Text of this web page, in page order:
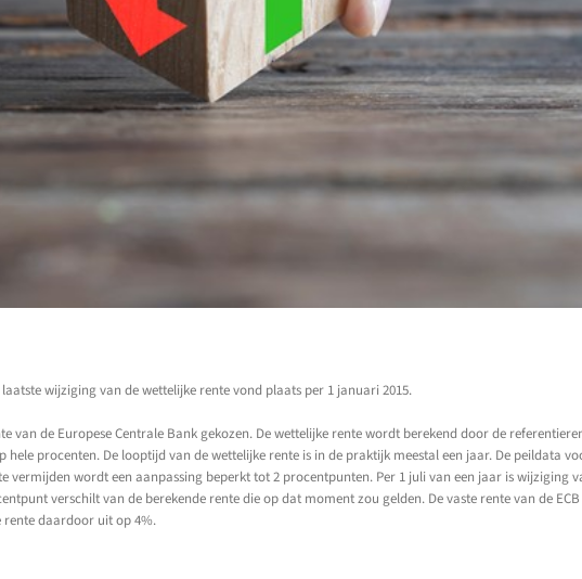
wijziging van de wettelijke rente vond plaats per 1 januari 2015.
van de Europese Centrale Bank gekozen. De wettelijke rente wordt berekend door de
procenten. De looptijd van de wettelijke rente is in de praktijk meestal een jaar. De peildata
wordt een aanpassing beperkt tot 2 procentpunten. Per 1 juli van een jaar is wijziging
verschilt van de berekende rente die op dat moment zou gelden. De vaste rente van de
rente daardoor uit op 4%.